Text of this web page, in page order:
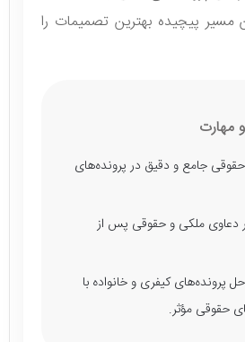
مسیر پیچیده بهترین تصمیمات را
جامع و دقیق در پرونده‌های
دعاوی ملکی و حقوقی پس از
پرونده‌های کیفری و خانواده با
حقوقی مؤثر.